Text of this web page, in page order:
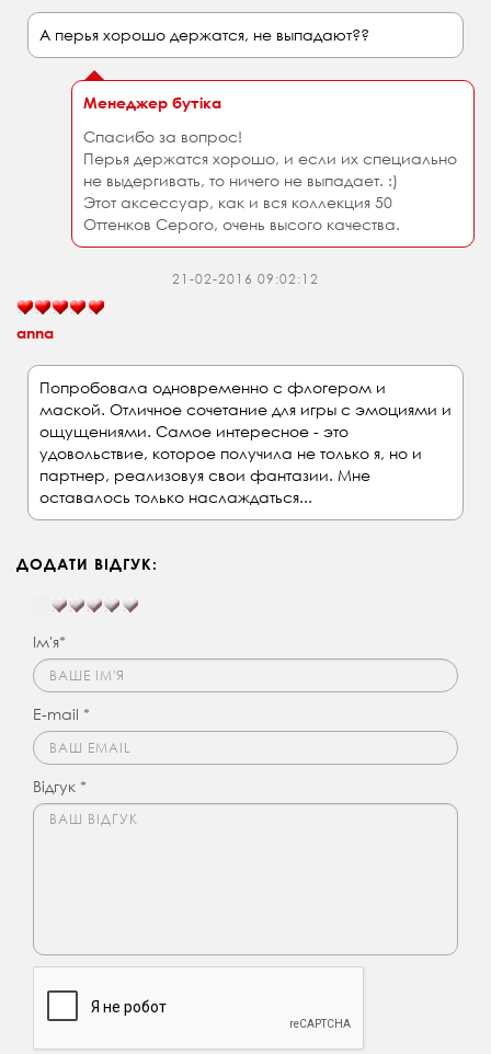
А перья хорошо держатся, не выпадают??
Менеджер бутіка
Спасибо за вопрос!
Перья держатся хорошо, и если их специально
не выдергивать, то ничего не выпадает. :)
Этот аксессуар, как и вся коллекция 50
Оттенков Серого, очень высого качества.
21-02-2016 09:02:12
anna
Попробовала одновременно с флогером и
маской. Отличное сочетание для игры с эмоциями и
ощущениями. Самое интересное - это
удовольствие, которое получила не только я, но и
партнер, реализовуя свои фантазии. Мне
оставалось только наслаждаться...
ДОДАТИ ВІДГУК:
Ім'я*
E-mail *
Відгук *